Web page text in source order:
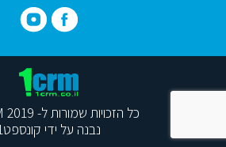
כל הזכויות שמורות ל- 1CRM 2019 ©
נבנה על ידי קונספט1